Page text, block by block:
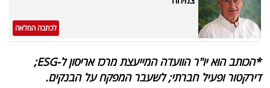
לכתבה המלאה
*הכותב הוא יו"ר הוועדה המייעצת מרכז אריסון ל-ESG
;
דירקטור ופעיל חברתי; לשעבר המפקח על הבנקים.